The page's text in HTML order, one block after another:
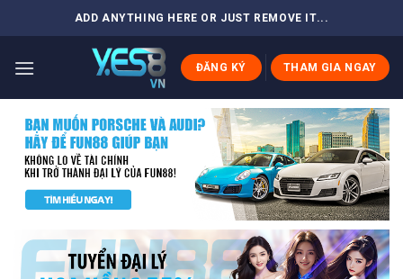
to
ADD ANYTHING HERE OR JUST REMOVE IT...
ĐĂNG KÝ THAM GIA NGAY